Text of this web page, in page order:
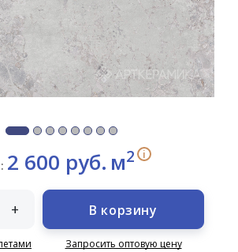
2 600 руб. м2 i
+ В корзину
Запросить оптовую цену